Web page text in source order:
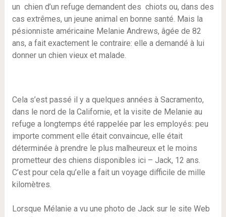
un chien d’un refuge demandent des chiots ou, dans des
cas extrêmes, un jeune animal en bonne santé. Mais la
pésionniste américaine Melanie Andrews, âgée de 82
ans, a fait exactement le contraire: elle a demandé à lui
donner un chien vieux et malade.
Cela s’est passé il y a quelques années à Sacramento,
dans le nord de la Californie, et la visite de Melanie au
refuge a longtemps été rappelée par les employés: peu
importe comment elle était convaincue, elle était
déterminée à prendre le plus malheureux et le moins
prometteur des chiens disponibles ici – Jack, 12 ans.
C’est pour cela qu’elle a fait un voyage difficile de mille
kilomètres.
Lorsque Mélanie a vu une photo de Jack sur le site Web